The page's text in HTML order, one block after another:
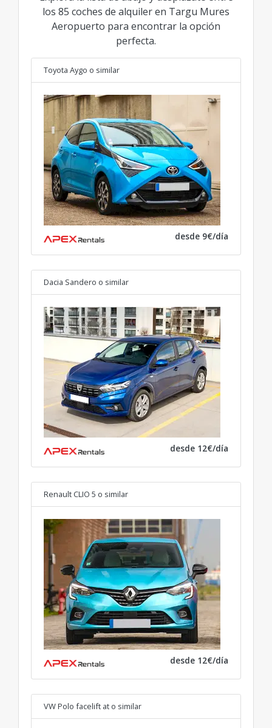
los 85 coches de alquiler en Targu Mures
Aeropuerto para encontrar la opción
perfecta.
Toyota Aygo o similar
desde 9€/día
Dacia Sandero o similar
desde 12€/día
Renault CLIO 5 o similar
desde 12€/día
VW Polo facelift at o similar